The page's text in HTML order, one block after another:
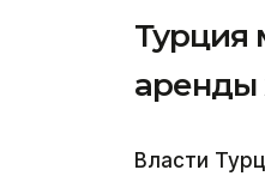
Турция
аренды
Власти